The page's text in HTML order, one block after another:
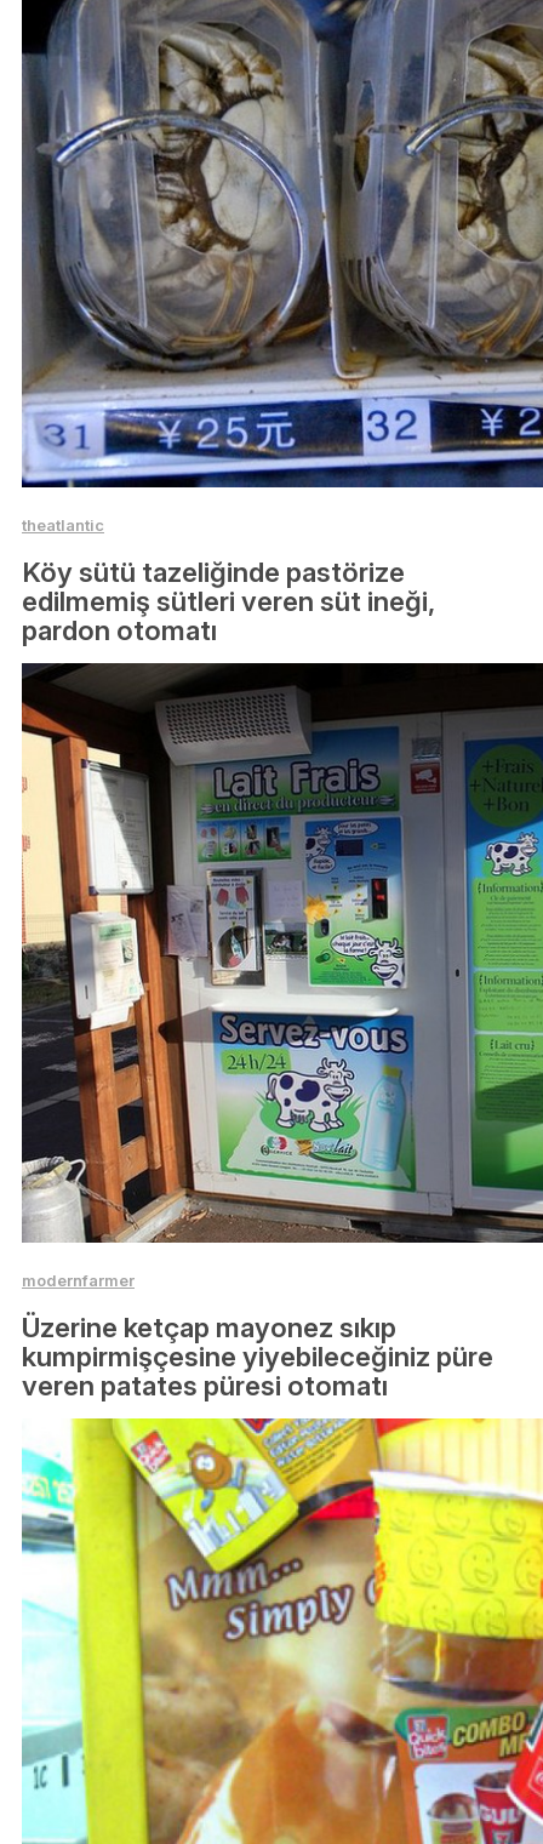
theatlantic
Köy sütü tazeliğinde pastörize
edilmemiş sütleri veren süt ineği,
pardon otomatı
modernfarmer
Üzerine ketçap mayonez sıkıp
kumpirmişçesine yiyebileceğiniz püre
veren patates püresi otomatı